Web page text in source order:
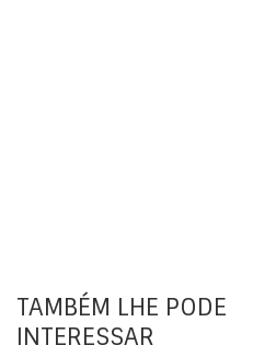
TAMBÉM LHE PODE
INTERESSAR